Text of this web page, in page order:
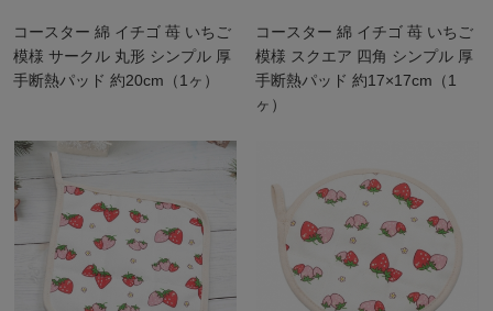
コースター 綿 イチゴ 苺 いちご
模様 サークル 丸形 シンプル 厚
手断熱パッド 約20cm（1ヶ）
コースター 綿 イチゴ 苺 いちご
模様 スクエア 四角 シンプル 厚
手断熱パッド 約17×17cm（1
ヶ）